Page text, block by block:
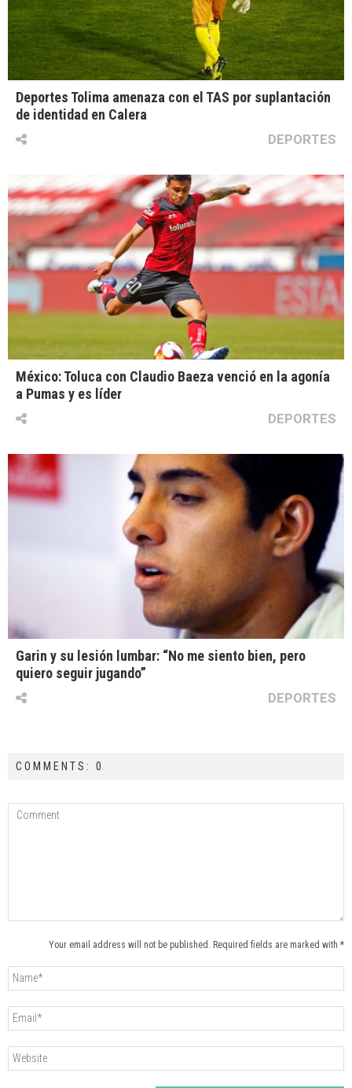
Deportes Tolima amenaza con el TAS por suplantación
de identidad en Calera
DEPORTES
México: Toluca con Claudio Baeza venció en la agonía
a Pumas y es líder
DEPORTES
Garin y su lesión lumbar: “No me siento bien, pero
quiero seguir jugando”
DEPORTES
COMMENTS: 0
Your email address will not be published. Required fields are marked with *